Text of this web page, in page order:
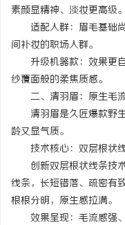
素颜显精神、淡妆更高级。
适配人群：眉毛基础尚
间补妆的职场人群。
升级机器款：效果更自
纱覆面般的柔焦质感。
二、清羽眉：原生毛流
清羽眉是久匠爆款野生
龄又显气质。
技术核心：双层根状线
创新双层根状线条技术
线条，长短错落、疏密有
根根分明，原生感拉满。
效果呈现：毛流感强、
沂成人高考哪家机构函授站